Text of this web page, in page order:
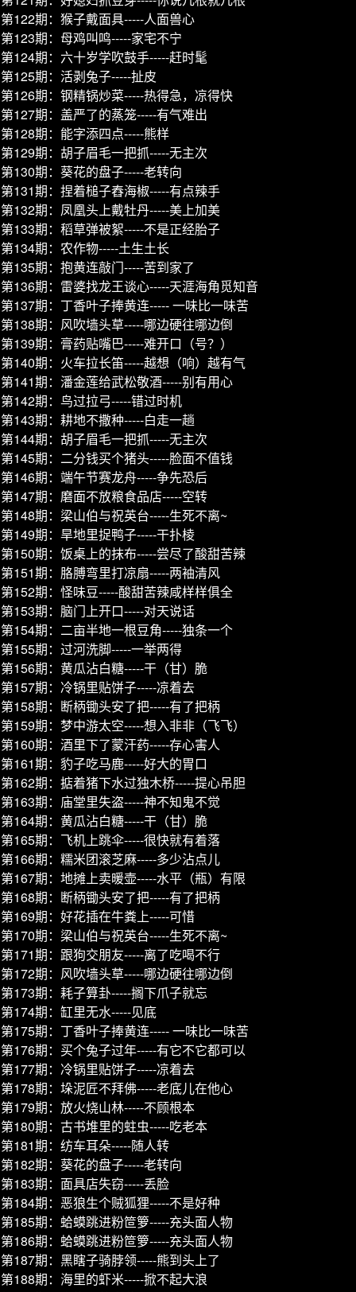
第122期：猴子戴面具-----人面兽心
第123期：母鸡叫鸣-----家宅不宁
第124期：六十岁学吹鼓手-----赶时髦
第125期：活剥兔子-----扯皮
第126期：钢精锅炒菜-----热得急，凉得快
第127期：盖严了的蒸笼-----有气难出
第128期：能字添四点-----熊样
第129期：胡子眉毛一把抓-----无主次
第130期：葵花的盘子-----老转向
第131期：捏着槌子舂海椒-----有点辣手
第132期：凤凰头上戴牡丹-----美上加美
第133期：稻草弹被絮-----不是正经胎子
第134期：农作物-----土生土长
第135期：抱黄连敲门-----苦到家了
第136期：雷婆找龙王谈心-----天涯海角觅知音
第137期：丁香叶子捧黄连----- 一味比一味苦
第138期：风吹墙头草-----哪边硬往哪边倒
第139期：膏药贴嘴巴-----难开口（号？）
第140期：火车拉长笛-----越想（响）越有气
第141期：潘金莲给武松敬酒-----别有用心
第142期：鸟过拉弓-----错过时机
第143期：耕地不撒种-----白走一趟
第144期：胡子眉毛一把抓-----无主次
第145期：二分钱买个猪头-----脸面不值钱
第146期：端午节赛龙舟-----争先恐后
第147期：磨面不放粮食品店-----空转
第148期：梁山伯与祝英台-----生死不离~
第149期：旱地里捉鸭子-----干扑棱
第150期：饭桌上的抹布-----尝尽了酸甜苦辣
第151期：胳膊弯里打凉扇-----两袖清风
第152期：怪味豆-----酸甜苦辣咸样样俱全
第153期：脑门上开口-----对天说话
第154期：二亩半地一根豆角-----独条一个
第155期：过河洗脚-----一举两得
第156期：黄瓜沾白糖-----干（甘）脆
第157期：冷锅里贴饼子-----凉着去
第158期：断柄锄头安了把-----有了把柄
第159期：梦中游太空-----想入非非（飞飞）
第160期：酒里下了蒙汗药-----存心害人
第161期：豹子吃马鹿-----好大的胃口
第162期：掂着猪下水过独木桥-----提心吊胆
第163期：庙堂里失盗-----神不知鬼不觉
第164期：黄瓜沾白糖-----干（甘）脆
第165期：飞机上跳伞-----很快就有着落
第166期：糯米团滚芝麻-----多少沾点儿
第167期：地摊上卖暖壶-----水平（瓶）有限
第168期：断柄锄头安了把-----有了把柄
第169期：好花插在牛粪上-----可惜
第170期：梁山伯与祝英台-----生死不离~
第171期：跟狗交朋友-----离了吃喝不行
第172期：风吹墙头草-----哪边硬往哪边倒
第173期：耗子算卦-----搁下爪子就忘
第174期：缸里无水-----见底
第175期：丁香叶子捧黄连----- 一味比一味苦
第176期：买个兔子过年-----有它不它都可以
第177期：冷锅里贴饼子-----凉着去
第178期：垛泥匠不拜佛-----老底儿在他心
第179期：放火烧山林-----不顾根本
第180期：古书堆里的蛀虫-----吃老本
第181期：纺车耳朵-----随人转
第182期：葵花的盘子-----老转向
第183期：面具店失窃-----丢脸
第184期：恶狼生个贼狐狸-----不是好种
第185期：蛤蟆跳进粉笸箩-----充头面人物
第186期：蛤蟆跳进粉笸箩-----充头面人物
第187期：黑瞎子骑脖领-----熊到头上了
第188期：海里的虾米-----掀不起大浪